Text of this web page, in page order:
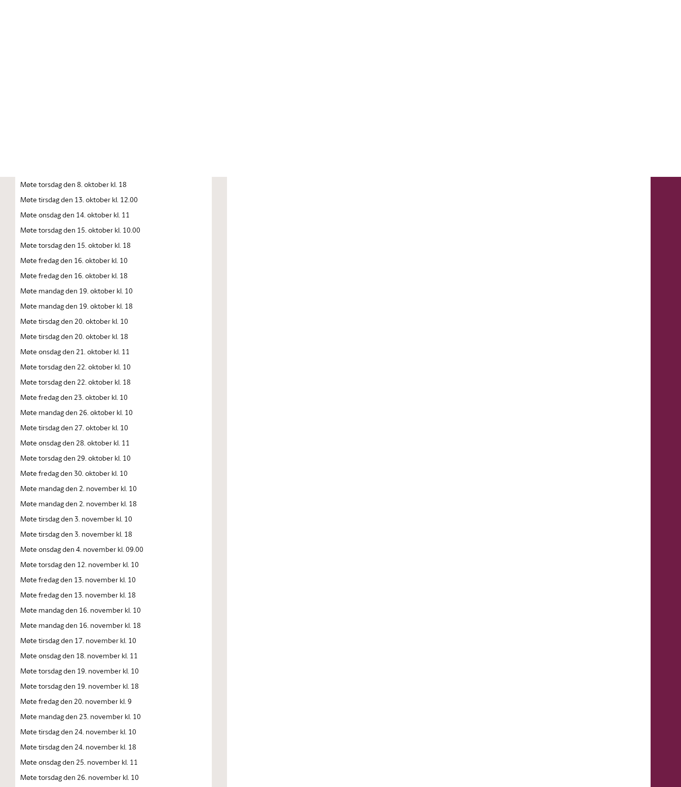
Møte torsdag den 8. oktober kl. 18
Møte tirsdag den 13. oktober kl. 12.00
Møte onsdag den 14. oktober kl. 11
Møte torsdag den 15. oktober kl. 10.00
Møte torsdag den 15. oktober kl. 18
Møte fredag den 16. oktober kl. 10
Møte fredag den 16. oktober kl. 18
Møte mandag den 19. oktober kl. 10
Møte mandag den 19. oktober kl. 18
Møte tirsdag den 20. oktober kl. 10
Møte tirsdag den 20. oktober kl. 18
Møte onsdag den 21. oktober kl. 11
Møte torsdag den 22. oktober kl. 10
Møte torsdag den 22. oktober kl. 18
Møte fredag den 23. oktober kl. 10
Møte mandag den 26. oktober kl. 10
Møte tirsdag den 27. oktober kl. 10
Møte onsdag den 28. oktober kl. 11
Møte torsdag den 29. oktober kl. 10
Møte fredag den 30. oktober kl. 10
Møte mandag den 2. november kl. 10
Møte mandag den 2. november kl. 18
Møte tirsdag den 3. november kl. 10
Møte tirsdag den 3. november kl. 18
Møte onsdag den 4. november kl. 09.00
Møte torsdag den 12. november kl. 10
Møte fredag den 13. november kl. 10
Møte fredag den 13. november kl. 18
Møte mandag den 16. november kl. 10
Møte mandag den 16. november kl. 18
Møte tirsdag den 17. november kl. 10
Møte onsdag den 18. november kl. 11
Møte torsdag den 19. november kl. 10
Møte torsdag den 19. november kl. 18
Møte fredag den 20. november kl. 9
Møte mandag den 23. november kl. 10
Møte tirsdag den 24. november kl. 10
Møte tirsdag den 24. november kl. 18
Møte onsdag den 25. november kl. 11
Møte torsdag den 26. november kl. 10